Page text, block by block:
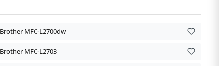
Brother MFC-L2700dw
Brother MFC-L2703